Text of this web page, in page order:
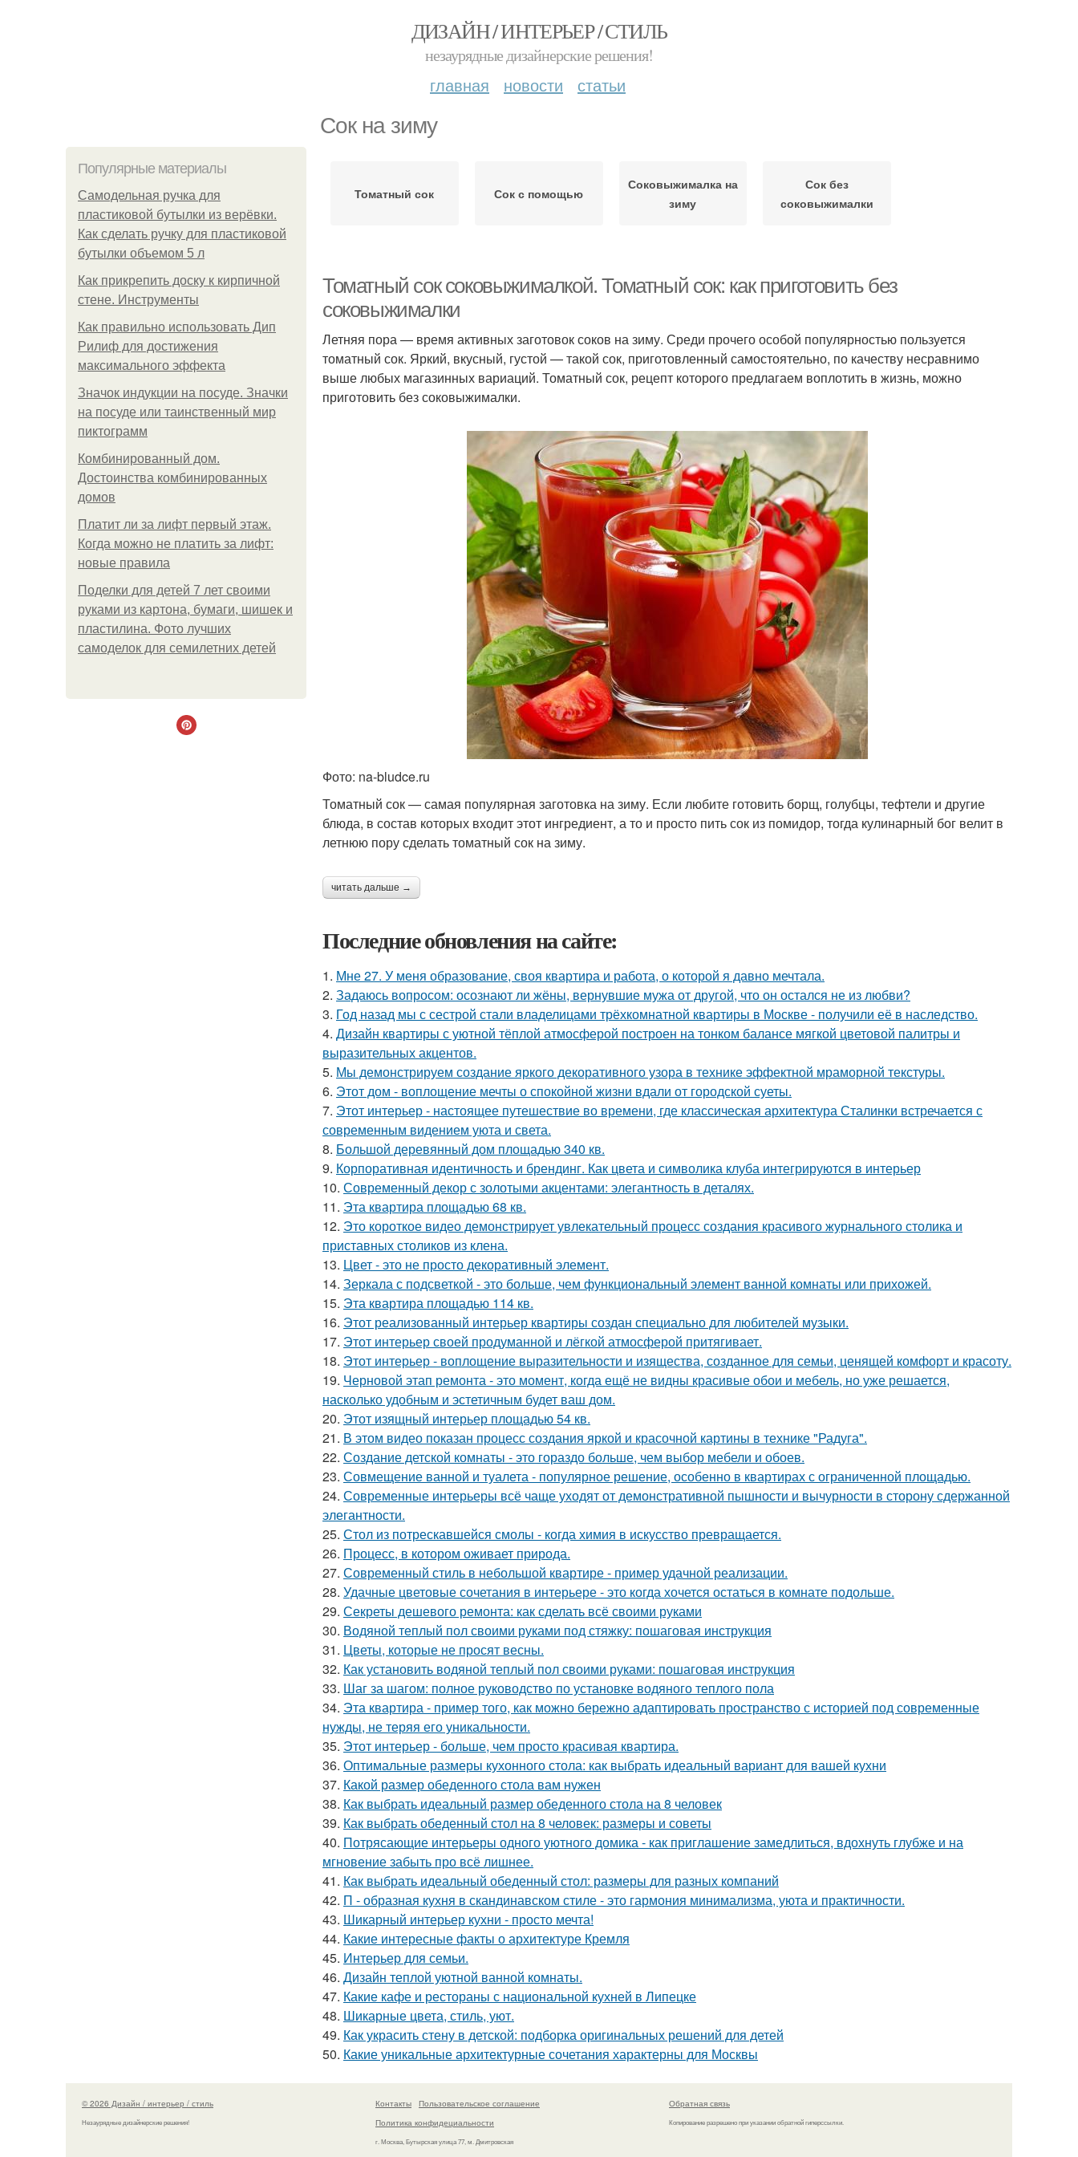
ДИЗАЙН / ИНТЕРЬЕР / СТИЛЬ
незаурядные дизайнерские решения!
главная новости статьи
Сок на зиму
Популярные материалы
Самодельная ручка для
пластиковой бутылки из верёвки.
Как сделать ручку для пластиковой
бутылки объемом 5 л
Как прикрепить доску к кирпичной
стене. Инструменты
Как правильно использовать Дип
Рилиф для достижения
максимального эффекта
Значок индукции на посуде. Значки
на посуде или таинственный мир
пиктограмм
Комбинированный дом.
Достоинства комбинированных
домов
Платит ли за лифт первый этаж.
Когда можно не платить за лифт:
новые правила
Поделки для детей 7 лет своими
руками из картона, бумаги, шишек и
пластилина. Фото лучших
самоделок для семилетних детей
Томатный сок Сок с помощью
Соковыжималка на
зиму
Сок без
соковыжималки
Томатный сок соковыжималкой. Томатный сок: как приготовить без
соковыжималки
Летняя пора — время активных заготовок соков на зиму. Среди прочего особой популярностью пользуется
томатный сок. Яркий, вкусный, густой — такой сок, приготовленный самостоятельно, по качеству несравнимо
выше любых магазинных вариаций. Томатный сок, рецепт которого предлагаем воплотить в жизнь, можно
приготовить без соковыжималки.
Фото: na-bludce.ru
Томатный сок — самая популярная заготовка на зиму. Если любите готовить борщ, голубцы, тефтели и другие
блюда, в состав которых входит этот ингредиент, а то и просто пить сок из помидор, тогда кулинарный бог велит в
летнюю пору сделать томатный сок на зиму.
читать дальше →
Последние обновления на сайте:
1. Мне 27. У меня образование, своя квартира и работа, о которой я давно мечтала.
2. Задаюсь вопросом: осознают ли жёны, вернувшие мужа от другой, что он остался не из любви?
3. Год назад мы с сестрой стали владелицами трёхкомнатной квартиры в Москве - получили её в наследство.
4. Дизайн квартиры с уютной тёплой атмосферой построен на тонком балансе мягкой цветовой палитры и
выразительных акцентов.
5. Мы демонстрируем создание яркого декоративного узора в технике эффектной мраморной текстуры.
6. Этот дом - воплощение мечты о спокойной жизни вдали от городской суеты.
7. Этот интерьер - настоящее путешествие во времени, где классическая архитектура Сталинки встречается с
современным видением уюта и света.
8. Большой деревянный дом площадью 340 кв.
9. Корпоративная идентичность и брендинг. Как цвета и символика клуба интегрируются в интерьер
10. Современный декор с золотыми акцентами: элегантность в деталях.
11. Эта квартира площадью 68 кв.
12. Это короткое видео демонстрирует увлекательный процесс создания красивого журнального столика и
приставных столиков из клена.
13. Цвет - это не просто декоративный элемент.
14. Зеркала с подсветкой - это больше, чем функциональный элемент ванной комнаты или прихожей.
15. Эта квартира площадью 114 кв.
16. Этот реализованный интерьер квартиры создан специально для любителей музыки.
17. Этот интерьер своей продуманной и лёгкой атмосферой притягивает.
18. Этот интерьер - воплощение выразительности и изящества, созданное для семьи, ценящей комфорт и красоту.
19. Черновой этап ремонта - это момент, когда ещё не видны красивые обои и мебель, но уже решается,
насколько удобным и эстетичным будет ваш дом.
20. Этот изящный интерьер площадью 54 кв.
21. В этом видео показан процесс создания яркой и красочной картины в технике "Радуга".
22. Создание детской комнаты - это гораздо больше, чем выбор мебели и обоев.
23. Совмещение ванной и туалета - популярное решение, особенно в квартирах с ограниченной площадью.
24. Современные интерьеры всё чаще уходят от демонстративной пышности и вычурности в сторону сдержанной
элегантности.
25. Стол из потрескавшейся смолы - когда химия в искусство превращается.
26. Процесс, в котором оживает природа.
27. Современный стиль в небольшой квартире - пример удачной реализации.
28. Удачные цветовые сочетания в интерьере - это когда хочется остаться в комнате подольше.
29. Секреты дешевого ремонта: как сделать всё своими руками
30. Водяной теплый пол своими руками под стяжку: пошаговая инструкция
31. Цветы, которые не просят весны.
32. Как установить водяной теплый пол своими руками: пошаговая инструкция
33. Шаг за шагом: полное руководство по установке водяного теплого пола
34. Эта квартира - пример того, как можно бережно адаптировать пространство с историей под современные
нужды, не теряя его уникальности.
35. Этот интерьер - больше, чем просто красивая квартира.
36. Оптимальные размеры кухонного стола: как выбрать идеальный вариант для вашей кухни
37. Какой размер обеденного стола вам нужен
38. Как выбрать идеальный размер обеденного стола на 8 человек
39. Как выбрать обеденный стол на 8 человек: размеры и советы
40. Потрясающие интерьеры одного уютного домика - как приглашение замедлиться, вдохнуть глубже и на
мгновение забыть про всё лишнее.
41. Как выбрать идеальный обеденный стол: размеры для разных компаний
42. П - образная кухня в скандинавском стиле - это гармония минимализма, уюта и практичности.
43. Шикарный интерьер кухни - просто мечта!
44. Какие интересные факты о архитектуре Кремля
45. Интерьер для семьи.
46. Дизайн теплой уютной ванной комнаты.
47. Какие кафе и рестораны с национальной кухней в Липецке
48. Шикарные цвета, стиль, уют.
49. Как украсить стену в детской: подборка оригинальных решений для детей
50. Какие уникальные архитектурные сочетания характерны для Москвы
© 2026 Дизайн / интерьер / стиль
Незаурядные дизайнерские решения!
Контакты
Пользовательское соглашение
Политика конфидециальности
г. Москва, Бутырская улица 77, м. Дмитровская
Обратная связь
Копирование разрешено при указании обратной гиперссылки.